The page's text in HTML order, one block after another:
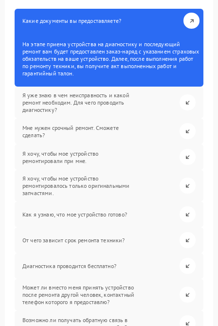
Какие документы вы предоставляете?
На этапе приема устройства на диагностику и последующий
ремонт вам будет предоставлен заказ-наряд с указанием страховых
обязательств на ваше устройство. Далее, после выполнения работ
по ремонту техники, вы получите акт выполненных работ и
гарантийный талон.
Я уже знаю в чем неисправность и какой
ремонт необходим. Для чего проводить
диагностику?
Мне нужен срочный ремонт. Сможете
сделать?
Я хочу, чтобы мое устройство
ремонтировали при мне.
Я хочу, чтобы мое устройство
ремонтировалось только оригинальными
запчастями.
Как я узнаю, что мое устройство готово?
От чего зависит срок ремонта техники?
Диагностика проводится бесплатно?
Может ли вместо меня принять устройство
после ремонта другой человек, контактный
телефон которого я предоставлю?
Возможно ли получать обратную связь в